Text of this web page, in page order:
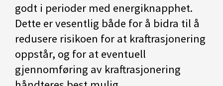
godt i perioder med energiknapphet.
Dette er vesentlig både for å bidra til å
redusere risikoen for at kraftrasjonering
oppstår, og for at eventuell
gjennomføring av kraftrasjonering